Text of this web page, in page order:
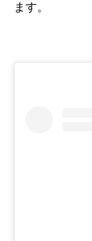
ます。